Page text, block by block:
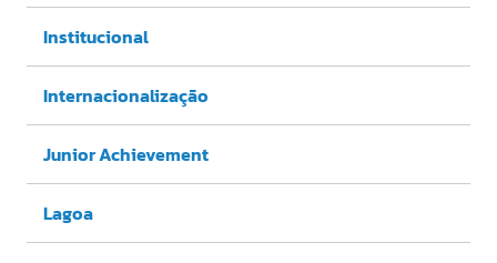
Institucional
Internacionalização
Junior Achievement
Lagoa